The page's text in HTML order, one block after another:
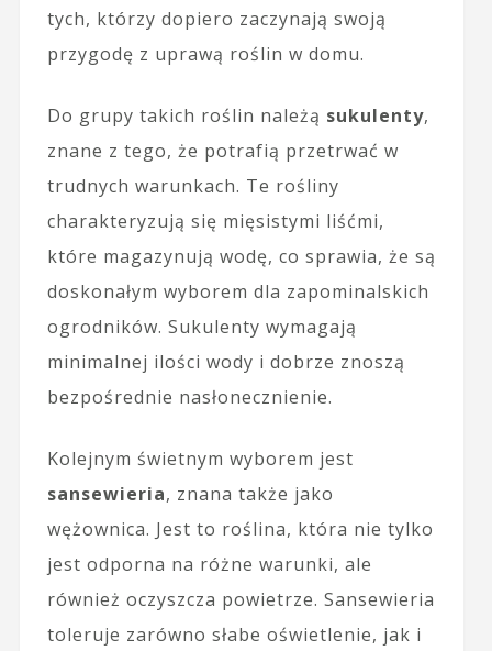
tych, którzy dopiero zaczynają swoją
przygodę z uprawą roślin w domu.
Do grupy takich roślin należą sukulenty,
znane z tego, że potrafią przetrwać w
trudnych warunkach. Te rośliny
charakteryzują się mięsistymi liśćmi,
które magazynują wodę, co sprawia, że są
doskonałym wyborem dla zapominalskich
ogrodników. Sukulenty wymagają
minimalnej ilości wody i dobrze znoszą
bezpośrednie nasłonecznienie.
Kolejnym świetnym wyborem jest
sansewieria, znana także jako
wężownica. Jest to roślina, która nie tylko
jest odporna na różne warunki, ale
również oczyszcza powietrze. Sansewieria
toleruje zarówno słabe oświetlenie, jak i